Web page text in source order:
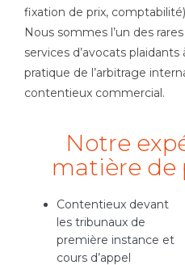
fixation de prix,
Nous sommes l’un des
services d’avocats plaidants
pratique de l’arbitrage
contentieux commercial.
Notre
matière de
Contentieux devant
les tribunaux de
première instance et
cours d’appel